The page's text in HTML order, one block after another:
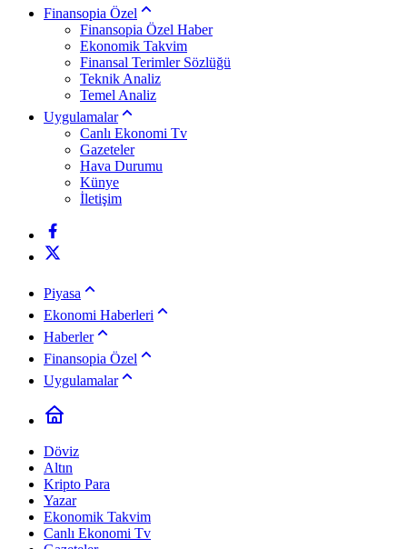
Finansopia Özel
Finansopia Özel Haber
Ekonomik Takvim
Finansal Terimler Sözlüğü
Teknik Analiz
Temel Analiz
Uygulamalar
Canlı Ekonomi Tv
Gazeteler
Hava Durumu
Künye
İletişim
Piyasa
Ekonomi Haberleri
Haberler
Finansopia Özel
Uygulamalar
Döviz
Altın
Kripto Para
Yazar
Ekonomik Takvim
Canlı Ekonomi Tv